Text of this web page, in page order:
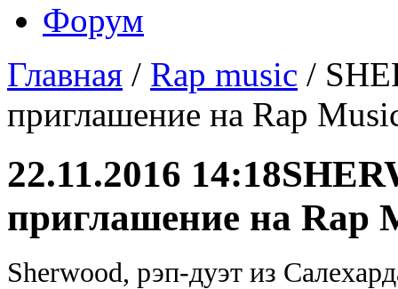
Форум
Главная / Rap music /
приглашение на Rap
22.11.2016 14:18
приглашение на Rap
Sherwood, рэп-дуэт из